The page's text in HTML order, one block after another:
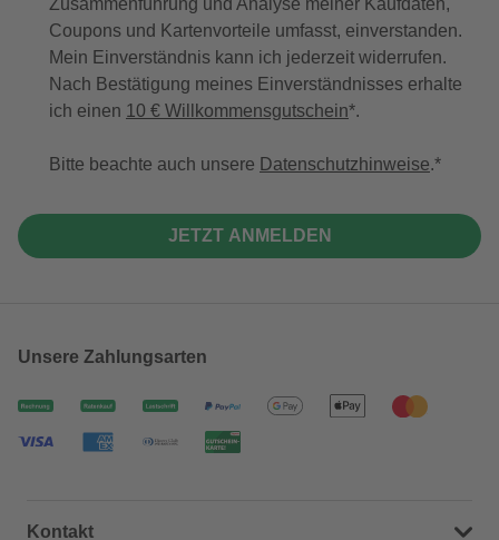
Coupons und Kartenvorteile umfasst, einverstanden.
Mein Einverständnis kann ich jederzeit widerrufen.
Nach Bestätigung meines Einverständnisses erhalte
ich einen 10 € Willkommensgutschein*.
Bitte beachte auch unsere Datenschutzhinweise.
JETZT ANMELDEN
Unsere Zahlungsarten
Kontakt